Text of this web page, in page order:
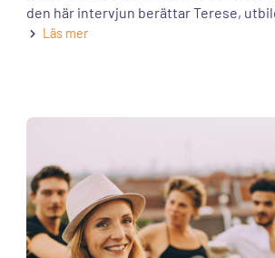
den här intervjun berättar Terese,
Läs mer